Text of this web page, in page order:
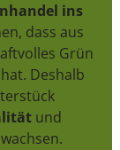
ins
dass aus
Grün
Deshalb
und